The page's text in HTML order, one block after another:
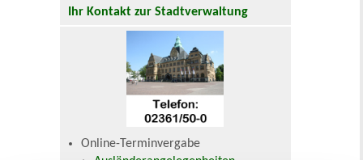
Ihr Kontakt zur Stadtverwaltung
Online-Terminvergabe